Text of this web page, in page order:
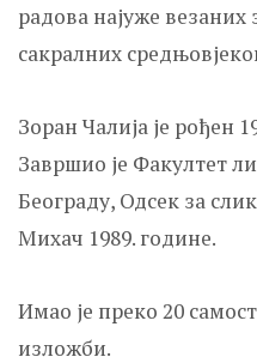
радова најуже
сакралних
Зоран Чалија је рођен
Завршио је Факултет
Београду, Одсек за
Михач 1989. године.
Имао је преко 20
изложби.